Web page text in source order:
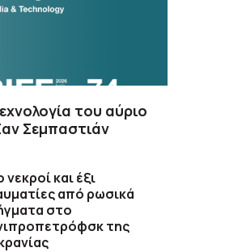
του αύριο
Σεμπαστιάν
νεκροί και έξι
από ρωσικά
στο
της